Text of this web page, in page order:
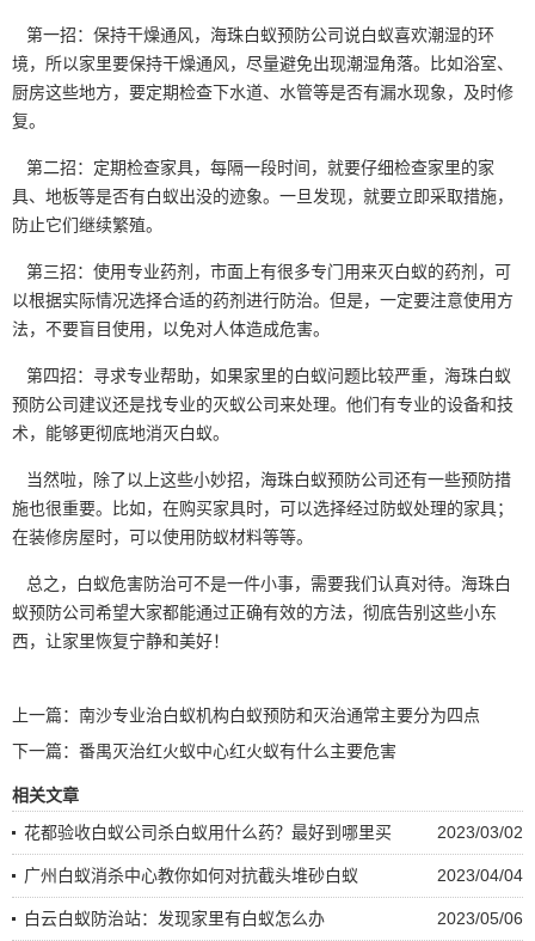
第一招：保持干燥通风，海珠白蚁预防公司说白蚁喜欢潮湿的环
境，所以家里要保持干燥通风，尽量避免出现潮湿角落。比如浴室、
厨房这些地方，要定期检查下水道、水管等是否有漏水现象，及时修
复。
第二招：定期检查家具，每隔一段时间，就要仔细检查家里的家
具、地板等是否有白蚁出没的迹象。一旦发现，就要立即采取措施，
防止它们继续繁殖。
第三招：使用专业药剂，市面上有很多专门用来灭白蚁的药剂，可
以根据实际情况选择合适的药剂进行防治。但是，一定要注意使用方
法，不要盲目使用，以免对人体造成危害。
第四招：寻求专业帮助，如果家里的白蚁问题比较严重，海珠白蚁
预防公司建议还是找专业的灭蚁公司来处理。他们有专业的设备和技
术，能够更彻底地消灭白蚁。
当然啦，除了以上这些小妙招，海珠白蚁预防公司还有一些预防措
施也很重要。比如，在购买家具时，可以选择经过防蚁处理的家具；
在装修房屋时，可以使用防蚁材料等等。
总之，白蚁危害防治可不是一件小事，需要我们认真对待。海珠白
蚁预防公司希望大家都能通过正确有效的方法，彻底告别这些小东
西，让家里恢复宁静和美好！
上一篇： 南沙专业治白蚁机构白蚁预防和灭治通常主要分为四点
下一篇： 番禺灭治红火蚁中心红火蚁有什么主要危害
相关文章
2023/03/02
花都验收白蚁公司杀白蚁用什么药？最好到哪里买
2023/04/04
广州白蚁消杀中心教你如何对抗截头堆砂白蚁
2023/05/06
白云白蚁防治站：发现家里有白蚁怎么办